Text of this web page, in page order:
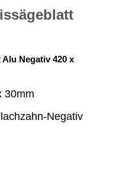
Negativ 420 x
30mm
Negativ